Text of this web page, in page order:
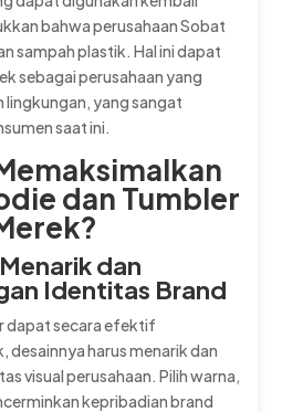
bahwa perusahaan Sobat
sampah plastik. Hal ini dapat
sebagai perusahaan yang
lingkungan, yang sangat
saat ini.
dan Tumbler
dan
Identitas Brand
dapat secara efektif
desainnya harus menarik dan
visual perusahaan. Pilih warna,
kepribadian brand